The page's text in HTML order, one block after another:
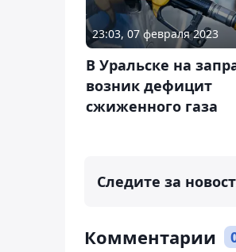
23:03, 07 февраля 2023
В Уральске на
возник дефицит
сжиженного газа
Следите за
Комментарии